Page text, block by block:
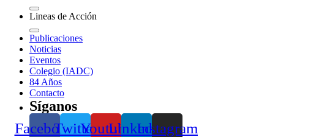
Lineas de Acción
Publicaciones
Noticias
Eventos
Colegio (IADC)
84 Años
Contacto
Síganos
FacebookTwitterYoutubeLinkedinInstagram